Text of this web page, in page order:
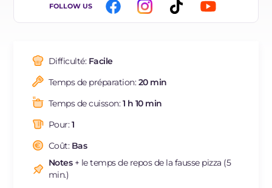
ES
BR
FOLLOW US
Difficulté: Facile
Temps de préparation:20 min
Temps de cuisson:1 h 10 min
Pour:1
Coût: Bas
Notes+ le temps de repos de la fausse pizza (5
min.)